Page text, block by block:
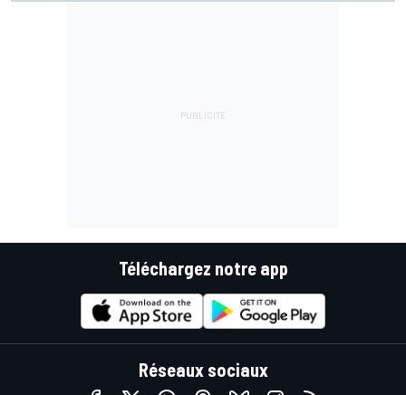
Téléchargez notre app
Réseaux sociaux